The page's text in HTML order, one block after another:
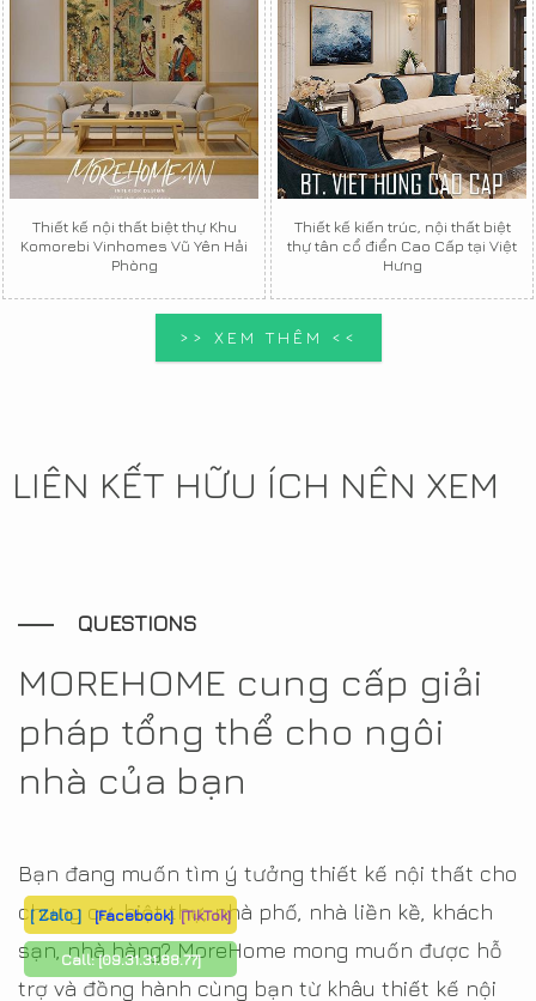
Thiết kế nội thất biệt thự Khu
Komorebi Vinhomes Vũ Yên Hải
Phòng
Thiết kế kiến trúc, nội thất biệt
thự tân cổ điển Cao Cấp tại Việt
Hưng
>> XEM THÊM <<
LIÊN KẾT HỮU ÍCH NÊN XEM
QUESTIONS
MOREHOME cung cấp giải
pháp tổng thể cho ngôi
nhà của bạn
Bạn đang muốn tìm ý tưởng thiết kế nội thất cho
chung cư, biệt thự, nhà phố, nhà liền kề, khách
sạn, nhà hàng? MoreHome mong muốn được hỗ
trợ và đồng hành cùng bạn từ khâu thiết kế nội
[ Zalo ] [Facebook] [TikTok]
Call:[09.31.31.88.77]